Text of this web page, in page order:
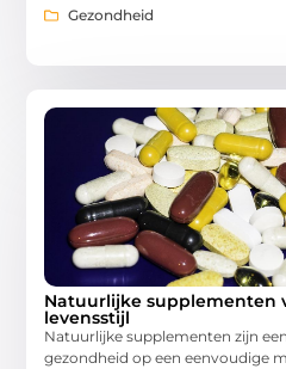
Gezondheid
Natuurlijke supplementen
levensstijl
Natuurlijke supplementen zijn
gezondheid op een eenvoudige